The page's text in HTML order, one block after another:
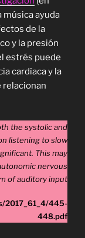
música ayuda
de la
y la presión
estrés puede
cardíaca y la
relacionan
the systolic and
listening to slow
This may
nervous
of auditory input
2017_61_4/445-
448.pdf